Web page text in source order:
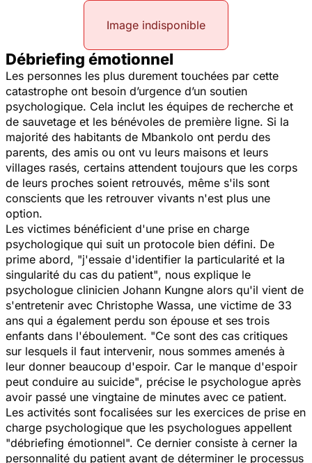
Image indisponible
Débriefing émotionnel
Les personnes les plus durement touchées par cette
catastrophe ont besoin d’urgence d’un soutien
psychologique. Cela inclut les équipes de recherche et
de sauvetage et les bénévoles de première ligne. Si la
majorité des habitants de Mbankolo ont perdu des
parents, des amis ou ont vu leurs maisons et leurs
villages rasés, certains attendent toujours que les corps
de leurs proches soient retrouvés, même s'ils sont
conscients que les retrouver vivants n'est plus une
option.
Les victimes bénéficient d'une prise en charge
psychologique qui suit un protocole bien défini. De
prime abord, "j'essaie d'identifier la particularité et la
singularité du cas du patient", nous explique le
psychologue clinicien Johann Kungne alors qu'il vient de
s'entretenir avec Christophe Wassa, une victime de 33
ans qui a également perdu son épouse et ses trois
enfants dans l'éboulement. "Ce sont des cas critiques
sur lesquels il faut intervenir, nous sommes amenés à
leur donner beaucoup d'espoir. Car le manque d'espoir
peut conduire au suicide", précise le psychologue après
avoir passé une vingtaine de minutes avec ce patient.
Les activités sont focalisées sur les exercices de prise en
charge psychologique que les psychologues appellent
"débriefing émotionnel". Ce dernier consiste à cerner la
personnalité du patient avant de déterminer le processus